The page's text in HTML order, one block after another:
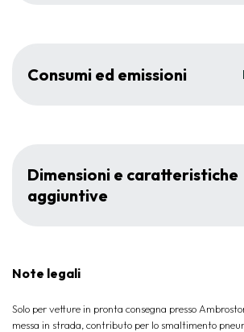
Consumi ed emissioni
Dimensioni e caratteristiche
aggiuntive
Note legali
Solo per vetture in pronta consegna presso
messa in strada, contributo per lo smaltimento